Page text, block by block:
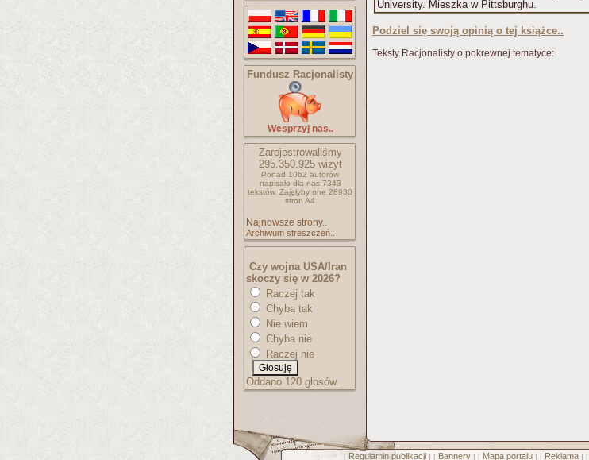
Fundusz Racjonalisty
Wesprzyj nas..
Zarejestrowaliśmy
295.350.925wizyt
Ponad 1062 autorów
napisało dla nas 7343
tekstów. Zajęłyby one 28930
stron A4
Najnowsze strony..
Archiwum streszczeń..
Czy wojna USA/Iran
skoczy się w 2026?
Raczej tak
Chyba tak
Nie wiem
Chyba nie
Raczej nie
Oddano 120 głosów.
University. Mieszka w Pittsburghu.
Podziel się swoją opinią o tej książce..
Teksty Racjonalisty o pokrewnej tematyce:
[ Regulamin publikacji] [ Bannery] [ Mapa portalu] [ Reklama] [